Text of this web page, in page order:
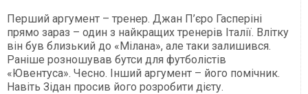
Перший аргумент – тренер. Джан П’єро Гасперіні
прямо зараз – один з найкращих тренерів Італії. Влітку
він був близький до «Мілана», але таки залишився.
Раніше розношував бутси для футболістів
«Ювентуса». Чесно. Інший аргумент – його помічник.
Навіть Зідан просив його розробити дієту.